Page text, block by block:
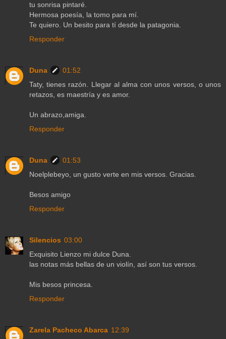
tu sonrisa pintaré.
Hermosa poesía, la tomo para mí.
Te quiero. Un besito para tí desde la patagonia.
Responder
Duna
01:52
Taty, tienes razón. Llegar al alma con unos versos, o unos
retazos, es maestría y es amor.
Un abrazo,amiga.
Responder
Duna
01:53
Noelplebeyo, un gusto verte en mis versos. Gracias.
Besos amigo
Responder
Silencios 03:00
Exquisito Lienzo mi dulce Duna.
las notas más bellas de un violín, así son tus versos.
Mis besos princesa.
Responder
Zarela Pacheco Abarca 12:39